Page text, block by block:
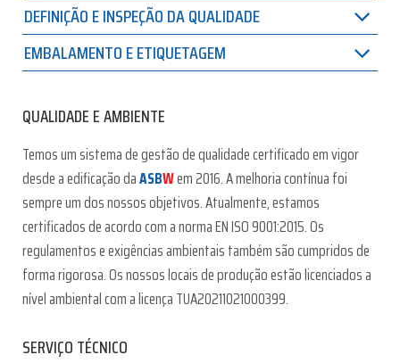
DEFINIÇÃO E INSPEÇÃO DA QUALIDADE
EMBALAMENTO E ETIQUETAGEM
QUALIDADE E AMBIENTE
Temos um sistema de gestão de qualidade certificado em vigor
desde a edificação daASBWem 2016. A melhoria contínua foi
sempre um dos nossos objetivos. Atualmente, estamos
certificados de acordo com a norma EN ISO 9001:2015. Os
regulamentos e exigências ambientais também são cumpridos de
forma rigorosa. Os nossos locais de produção estão licenciados a
nível ambiental com a licença TUA20211021000399.
SERVIÇO TÉCNICO